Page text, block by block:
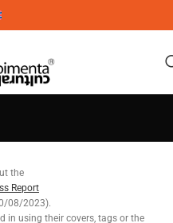
the
Report
08/2023).
in using their covers, tags or the